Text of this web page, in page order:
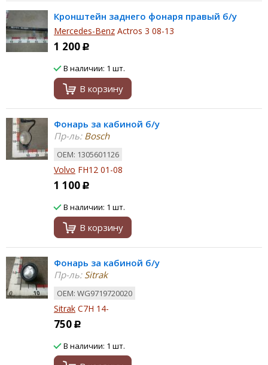
Кронштейн заднего фонаря правый б/у
Mercedes-Benz Actros 3 08-13
1 200 Р
В наличии: 1 шт.
В корзину
Фонарь за кабиной б/у
Пр-ль:Bosch
ОЕМ: 1305601126
Volvo FH12 01-08
1 100 Р
В наличии: 1 шт.
В корзину
Фонарь за кабиной б/у
Пр-ль:Sitrak
ОЕМ: WG9719720020
Sitrak C7H 14-
750 Р
В наличии: 1 шт.